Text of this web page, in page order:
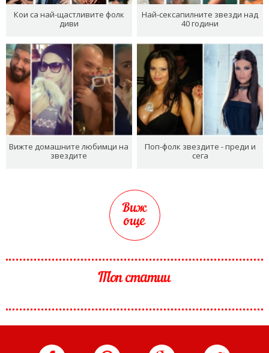
Кои са най-щастливите фолк
диви
Най-сексапилните звезди над
40 години
Вижте домашните любимци на
звездите
Поп-фолк звездите - преди и
сега
Виж
още
Топ статии